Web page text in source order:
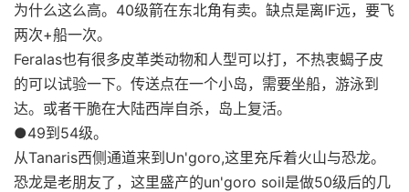
为什么这么高。40级箭在东北角有卖。缺点是离IF远，要飞
两次+船一次。
Feralas也有很多皮革类动物和人型可以打，不热衷蝎子皮
的可以试验一下。传送点在一个小岛，需要坐船，游泳到
达。或者干脆在大陆西岸自杀，岛上复活。
●49到54级。
从Tanaris西侧通道来到Un'goro,这里充斥着火山与恐龙。
恐龙是老朋友了，这里盛产的un'goro soil是做50级后的几